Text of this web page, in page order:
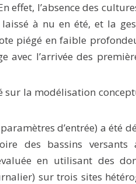
effet, l’absence des
à nu en été, et la
piégé en faible
avec l’arrivée des
sur la modélisation
d’entrée) a été
des bassins versants
en utilisant des
sur trois sites